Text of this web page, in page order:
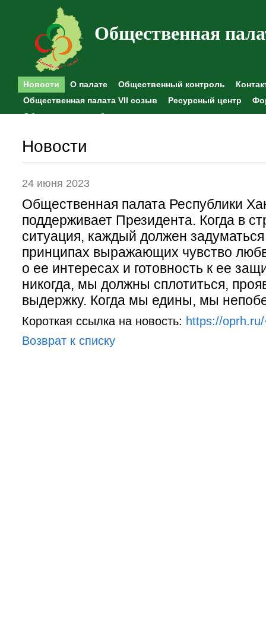
Общественная
Новости О палате Общественный контроль
Общественная палата VII созыв
Ресурсный центр
Общественные наблюдения
Новости
24 июня 2023
Общественная палата Республики
поддерживает Президента. Когда в
ситуация, каждый должен
принципах выражающих чувство
о ее интересах и готовность к ее
никогда, мы должны сплотиться,
выдержку. Когда мы едины, мы
Короткая ссылка на новость: https://
Возврат к списку